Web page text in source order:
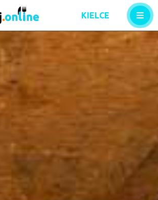
KIELCE